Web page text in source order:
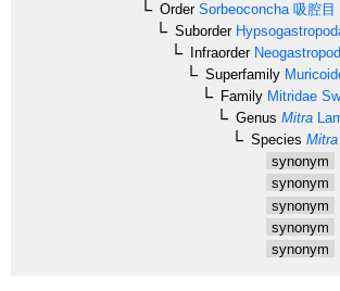
OrderSorbeoconcha吸腔目
Suborder
Infraorder
Superfamily
Family Mitridae
Genus Mitra
Species
synonym
synonym
synonym
synonym
synonym